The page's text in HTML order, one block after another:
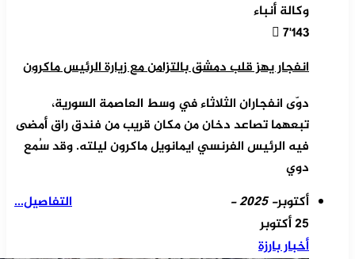
وكالة أنباء
7٬143
انفجار يهز قلب دمشق بالتزامن مع زيارة الرئيس ماكرون
دوّى انفجاران الثلاثاء في وسط العاصمة السورية،
تبعهما تصاعد دخان من مكان قريب من فندق راق أمضى
فيه الرئيس الفرنسي ايمانويل ماكرون ليلته. وقد سُمع
دوي
التفاصيل...
أكتوبر- 2025 -
25 أكتوبر
أخبار بارزة